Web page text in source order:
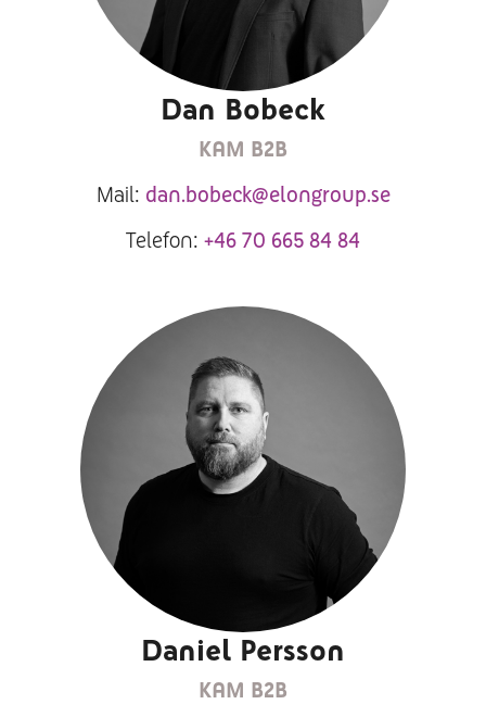
Dan Bobeck
KAM B2B
Mail: dan.bobeck@elongroup.se
Telefon: +46 70 665 84 84
Daniel Persson
KAM B2B